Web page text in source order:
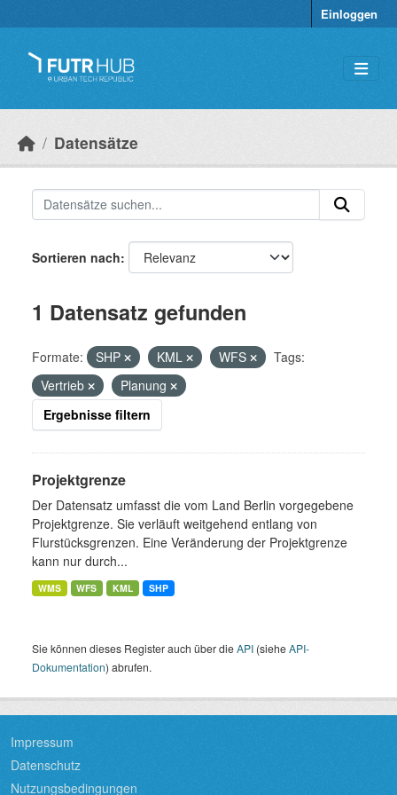
Einloggen
Datensätze
Sortieren nach
1 Datensatz gefunden
Formate: SHP KML WFS
Tags:
Vertrieb
Planung
Ergebnisse filtern
Projektgrenze
Der Datensatz umfasst die vom Land Berlin vorgegebene
Projektgrenze. Sie verläuft weitgehend entlang von
Flurstücksgrenzen. Eine Veränderung der Projektgrenze
kann nur durch...
WMS WFS KML SHP
Sie können dieses Register auch über dieAPI (sieheAPI-
Dokumentation) abrufen.
Impressum
Datenschutz
Nutzungsbedingungen